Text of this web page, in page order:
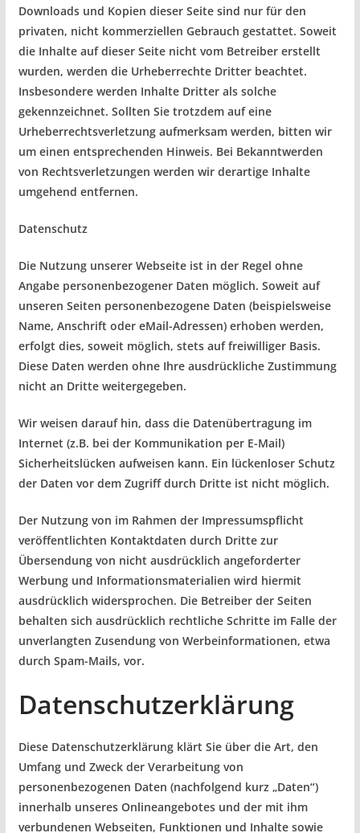
Downloads und Kopien dieser Seite sind nur für den
privaten, nicht kommerziellen Gebrauch gestattet. Soweit
die Inhalte auf dieser Seite nicht vom Betreiber erstellt
wurden, werden die Urheberrechte Dritter beachtet.
Insbesondere werden Inhalte Dritter als solche
gekennzeichnet. Sollten Sie trotzdem auf eine
Urheberrechtsverletzung aufmerksam werden, bitten wir
um einen entsprechenden Hinweis. Bei Bekanntwerden
von Rechtsverletzungen werden wir derartige Inhalte
umgehend entfernen.
Datenschutz
Die Nutzung unserer Webseite ist in der Regel ohne
Angabe personenbezogener Daten möglich. Soweit auf
unseren Seiten personenbezogene Daten (beispielsweise
Name, Anschrift oder eMail-Adressen) erhoben werden,
erfolgt dies, soweit möglich, stets auf freiwilliger Basis.
Diese Daten werden ohne Ihre ausdrückliche Zustimmung
nicht an Dritte weitergegeben.
Wir weisen darauf hin, dass die Datenübertragung im
Internet (z.B. bei der Kommunikation per E-Mail)
Sicherheitslücken aufweisen kann. Ein lückenloser Schutz
der Daten vor dem Zugriff durch Dritte ist nicht möglich.
Der Nutzung von im Rahmen der Impressumspflicht
veröffentlichten Kontaktdaten durch Dritte zur
Übersendung von nicht ausdrücklich angeforderter
Werbung und Informationsmaterialien wird hiermit
ausdrücklich widersprochen. Die Betreiber der Seiten
behalten sich ausdrücklich rechtliche Schritte im Falle der
unverlangten Zusendung von Werbeinformationen, etwa
durch Spam-Mails, vor.
Datenschutzerklärung
Diese Datenschutzerklärung klärt Sie über die Art, den
Umfang und Zweck der Verarbeitung von
personenbezogenen Daten (nachfolgend kurz „Daten“)
innerhalb unseres Onlineangebotes und der mit ihm
verbundenen Webseiten, Funktionen und Inhalte sowie